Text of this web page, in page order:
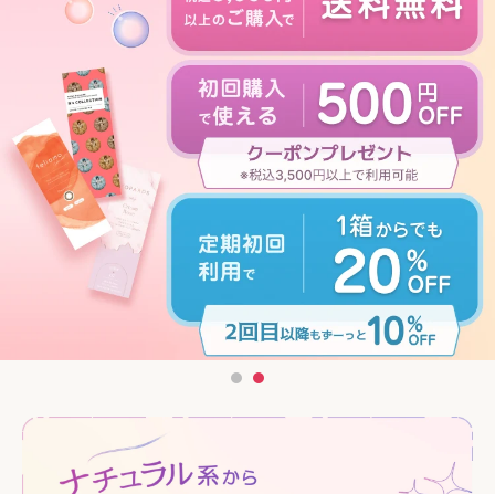
ケア用品
PIA
ご利用ガイド
よくあるご質問